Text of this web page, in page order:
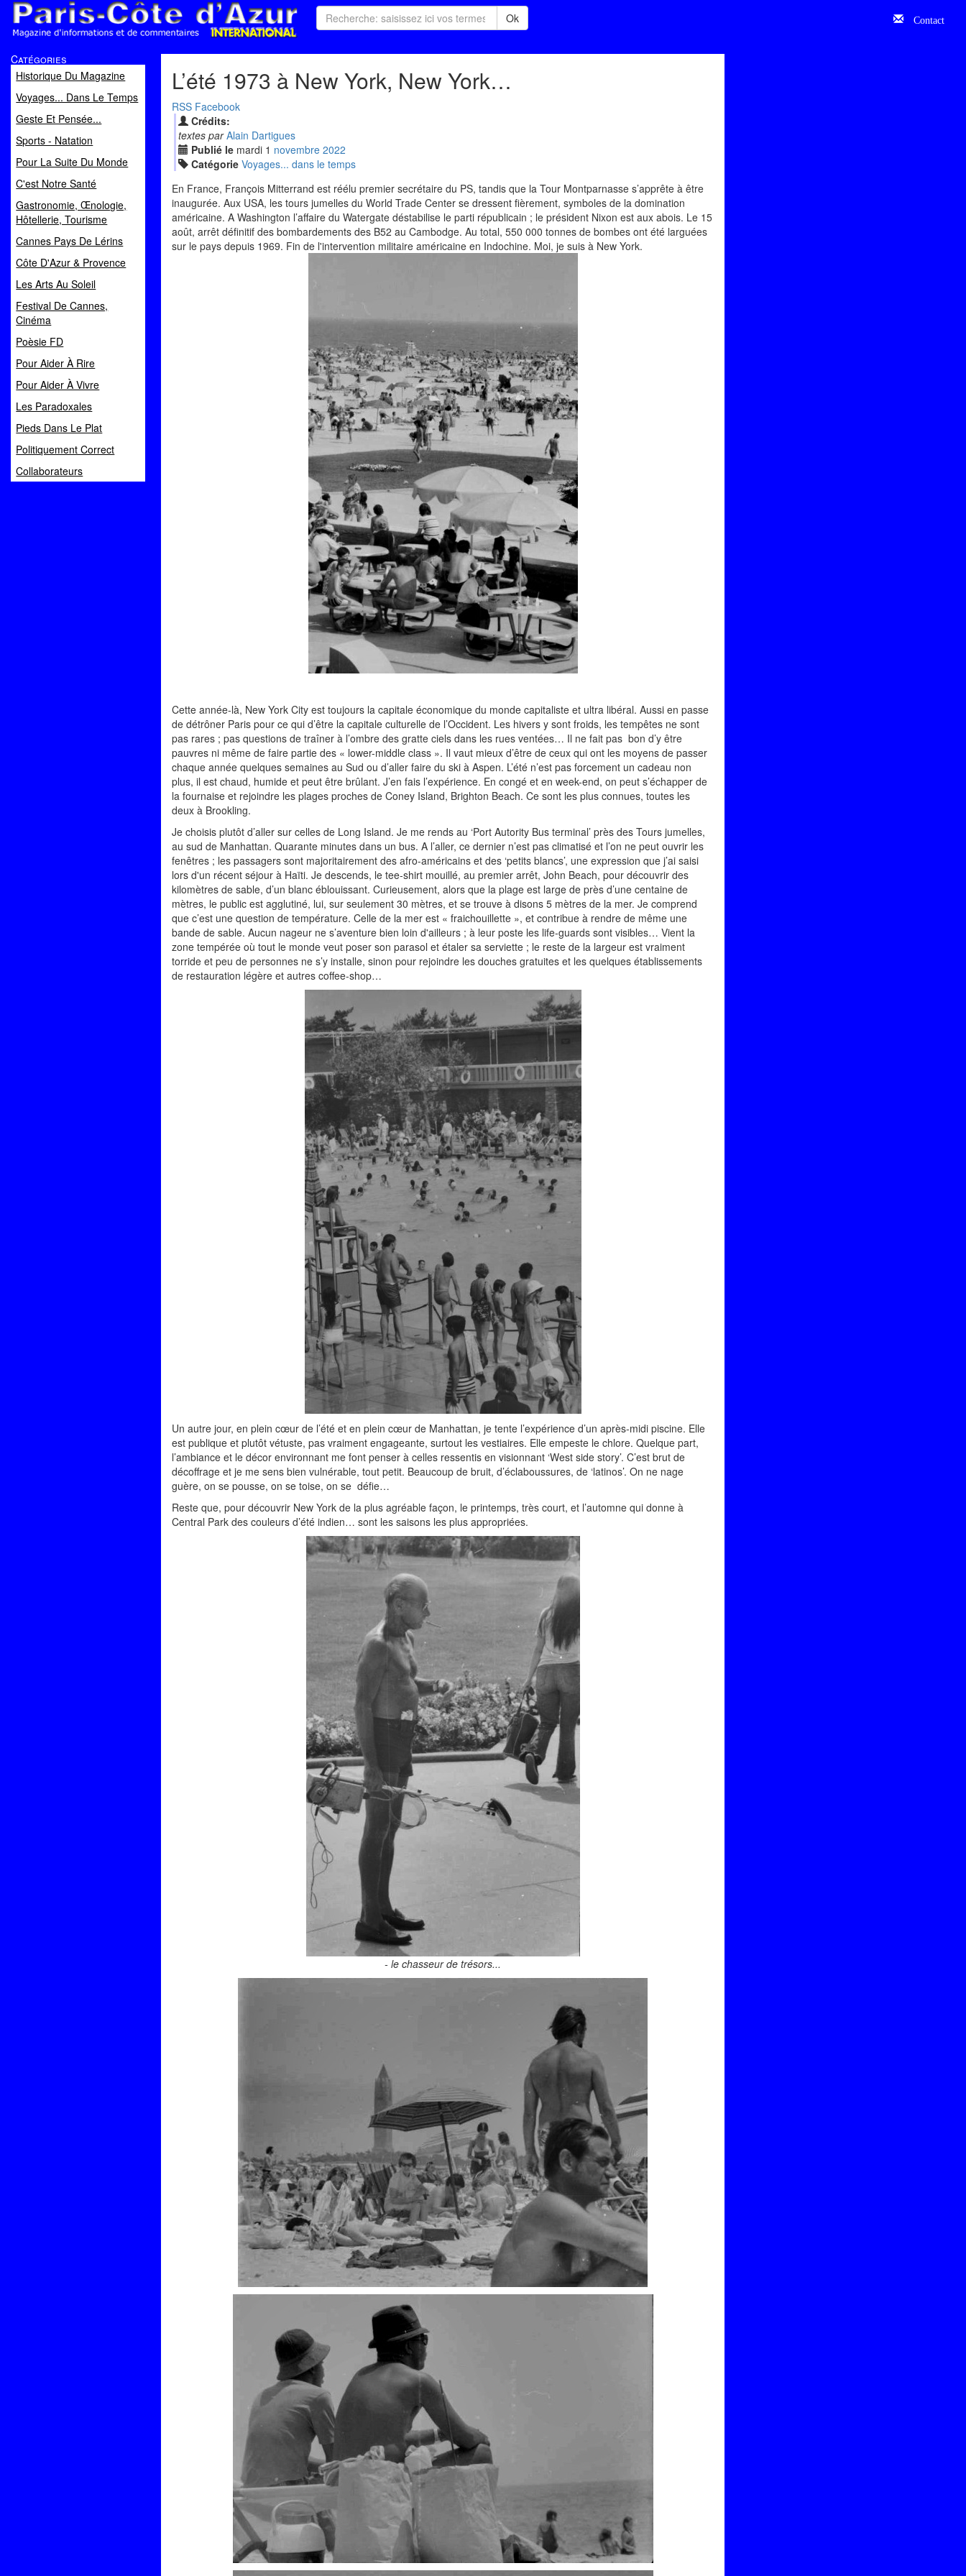
Magazine d'informations et de commentaires
Ok Contact
Catégories
Historique Du Magazine
Voyages... Dans Le Temps
Geste Et Pensée...
Sports - Natation
Pour La Suite Du Monde
C'est Notre Santé
Gastronomie, Œnologie,
Hôtellerie, Tourisme
Cannes Pays De Lérins
Côte D'Azur & Provence
Les Arts Au Soleil
Festival De Cannes,
Cinéma
Poèsie FD
Pour Aider À Rire
Pour Aider À Vivre
Les Paradoxales
Pieds Dans Le Plat
Politiquement Correct
Collaborateurs
L’été 1973 à New York, New York…
RSS Facebook
Crédits:
textes par Alain Dartigues
Publié le mardi 1 novembre 2022
Catégorie Voyages... dans le temps
En France, François Mitterrand est réélu premier secrétaire du PS, tandis que la Tour Montparnasse s’apprête à être
inaugurée. Aux USA, les tours jumelles du World Trade Center se dressent fièrement, symboles de la domination
américaine. A Washington l’affaire du Watergate déstabilise le parti républicain ; le président Nixon est aux abois. Le 15
août, arrêt définitif des bombardements des B52 au Cambodge. Au total, 550 000 tonnes de bombes ont été larguées
sur le pays depuis 1969. Fin de l'intervention militaire américaine en Indochine. Moi, je suis à New York.
Cette année-là, New York City est toujours la capitale économique du monde capitaliste et ultra libéral. Aussi en passe
de détrôner Paris pour ce qui d’être la capitale culturelle de l’Occident. Les hivers y sont froids, les tempêtes ne sont
pas rares ; pas questions de traîner à l’ombre des gratte ciels dans les rues ventées… Il ne fait pas bon d’y être
pauvres ni même de faire partie des « lower-middle class ». Il vaut mieux d’être de ceux qui ont les moyens de passer
chaque année quelques semaines au Sud ou d’aller faire du ski à Aspen. L’été n’est pas forcement un cadeau non
plus, il est chaud, humide et peut être brûlant. J’en fais l’expérience. En congé et en week-end, on peut s’échapper de
la fournaise et rejoindre les plages proches de Coney Island, Brighton Beach. Ce sont les plus connues, toutes les
deux à Brookling.
Je choisis plutôt d’aller sur celles de Long Island. Je me rends au ‘Port Autority Bus terminal’ près des Tours jumelles,
au sud de Manhattan. Quarante minutes dans un bus. A l’aller, ce dernier n’est pas climatisé et l’on ne peut ouvrir les
fenêtres ; les passagers sont majoritairement des afro-américains et des ‘petits blancs’, une expression que j’ai saisi
lors d'un récent séjour à Haïti. Je descends, le tee-shirt mouillé, au premier arrêt, John Beach, pour découvrir des
kilomètres de sable, d’un blanc éblouissant. Curieusement, alors que la plage est large de près d’une centaine de
mètres, le public est agglutiné, lui, sur seulement 30 mètres, et se trouve à disons 5 mètres de la mer. Je comprend
que c’est une question de température. Celle de la mer est « fraichouillette », et contribue à rendre de même une
bande de sable. Aucun nageur ne s’aventure bien loin d'ailleurs ; à leur poste les life-guards sont visibles… Vient la
zone tempérée où tout le monde veut poser son parasol et étaler sa serviette ; le reste de la largeur est vraiment
torride et peu de personnes ne s’y installe, sinon pour rejoindre les douches gratuites et les quelques établissements
de restauration légère et autres coffee-shop…
Un autre jour, en plein cœur de l’été et en plein cœur de Manhattan, je tente l’expérience d’un après-midi piscine. Elle
est publique et plutôt vétuste, pas vraiment engageante, surtout les vestiaires. Elle empeste le chlore. Quelque part,
l’ambiance et le décor environnant me font penser à celles ressentis en visionnant ‘West side story’. C’est brut de
décoffrage et je me sens bien vulnérable, tout petit. Beaucoup de bruit, d’éclaboussures, de ‘latinos’. On ne nage
guère, on se pousse, on se toise, on se défie…
Reste que, pour découvrir New York de la plus agréable façon, le printemps, très court, et l’automne qui donne à
Central Park des couleurs d’été indien… sont les saisons les plus appropriées.
- le chasseur de trésors...